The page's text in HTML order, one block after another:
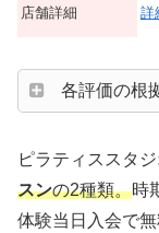
店舗詳細 詳
各評価の根
ピラティススタジ
スンの2種類。時
体験当日入会で